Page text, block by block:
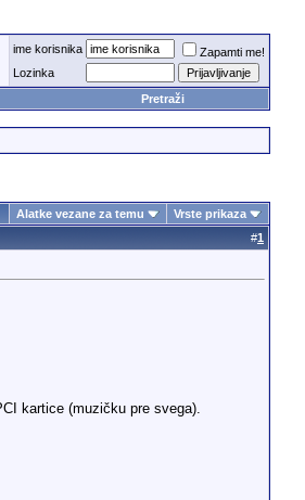
ime korisnika
Zapamti me!
Lozinka
Pretraži
Alatke vezane za temu
Vrste prikaza
#1
kartice (muzičku pre svega).